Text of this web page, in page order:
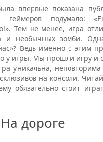
впервые показана
геймеров подумало:
Тем не менее, игра
и необычных зомби.
Ведь именно с этим
у игры. Мы прошли игру и
уникальна,
на консоли.
обязательно стоит
На дороге